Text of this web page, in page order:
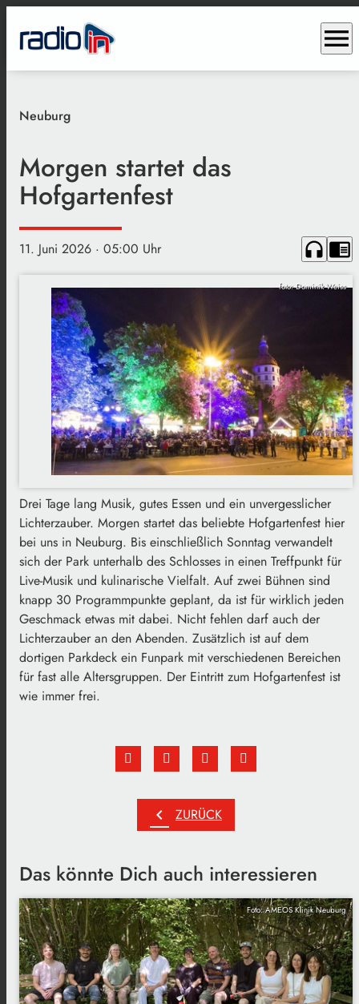
menu
Neuburg
Morgen startet das
Hofgartenfest
11. Juni 2026 · 05:00 Uhr headphones chrome_reader_mode
foto: Dominik Weiss
Drei Tage lang Musik, gutes Essen und ein unvergesslicher
Lichterzauber. Morgen startet das beliebte Hofgartenfest hier
bei uns in Neuburg. Bis einschließlich Sonntag verwandelt
sich der Park unterhalb des Schlosses in einen Treffpunkt für
Live-Musik und kulinarische Vielfalt. Auf zwei Bühnen sind
knapp 30 Programmpunkte geplant, da ist für wirklich jeden
Geschmack etwas mit dabei. Nicht fehlen darf auch der
Lichterzauber an den Abenden. Zusätzlich ist auf dem
dortigen Parkdeck ein Funpark mit verschiedenen Bereichen
für fast alle Altersgruppen. Der Eintritt zum Hofgartenfest ist
wie immer frei.
chevron_left ZURÜCK
Das könnte Dich auch interessieren
Foto: AMEOS Klinik Neuburg